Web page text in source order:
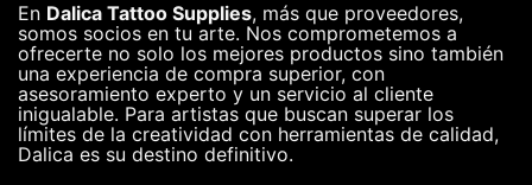
En Dalica Tattoo Supplies, más que proveedores,
somos socios en tu arte. Nos comprometemos a
ofrecerte no solo los mejores productos sino también
una experiencia de compra superior, con
asesoramiento experto y un servicio al cliente
inigualable. Para artistas que buscan superar los
límites de la creatividad con herramientas de calidad,
Dalica es su destino definitivo.